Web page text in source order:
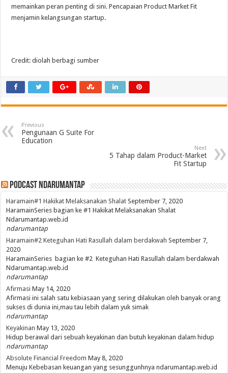
memainkan peran penting di sini. Pencapaian Product Market Fit
menjamin kelangsungan startup.
Credit: diolah berbagi sumber
Previous
Pengunaan G Suite For
Education
Next
5 Tahap dalam Product-Market
Fit Startup
PodCast NdaruMantap
Haramain#1 Hakikat Melaksanakan Shalat September 7, 2020
HaramainSeries bagian ke #1 Hakikat Melaksanakan Shalat
Ndarumantap.web.id
ndarumantap
Haramain#2 Keteguhan Hati Rasullah dalam berdakwah September 7,
2020
HaramainSeries bagian ke #2 Keteguhan Hati Rasullah dalam berdakwah
Ndarumantap.web.id
ndarumantap
Afirmasi May 14, 2020
Afirmasi ini salah satu kebiasaan yang sering dilakukan oleh banyak orang
sukses di dunia ini,mau tau lebih dalam yuk simak
ndarumantap
Keyakinan May 13, 2020
Hidup berawal dari sebuah keyakinan dan butuh keyakinan dalam hidup
ndarumantap
Absolute Financial Freedom May 8, 2020
Menuju Kebebasan keuangan yang sesunggunhnya ndarumantap.web.id